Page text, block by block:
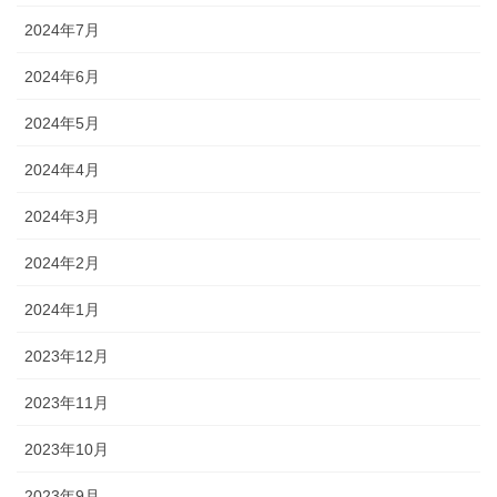
2024年7月
2024年6月
2024年5月
2024年4月
2024年3月
2024年2月
2024年1月
2023年12月
2023年11月
2023年10月